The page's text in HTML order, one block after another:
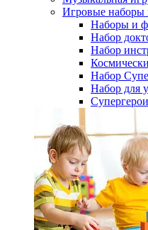
Игровые наборы
Наборы и
Набор
Набор
Hабор
Набор для
Супергерои